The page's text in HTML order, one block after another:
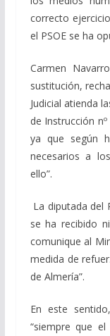
correcto
el PSOE se ha
Carmen
sustitución,
Judicial atienda
de Instrucción
ya que según
necesarios a
ello”.
La diputada del
se ha recibido
comunique al
medida de
de Almería”.
En este
“siempre que